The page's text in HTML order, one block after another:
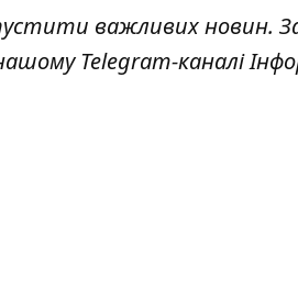
важливих новин.
Telegram-каналі